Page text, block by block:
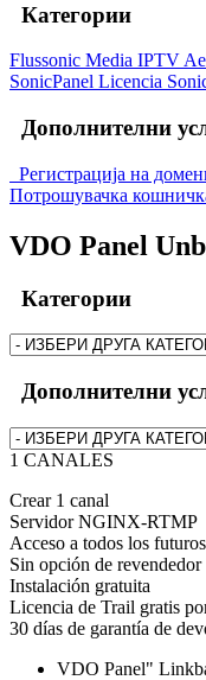
Категории
Flussonic Media IPTV
SonicPanel Licencia
Дополнителни
Регистрација на
Потрошувачка
VDO Panel
Категории
Дополнителни
1 CANALES
Crear 1 canal
Servidor NGINX-RTMP
Acceso a todos los futuros
Sin opción de revendedor
Instalación gratuita
Licencia de Trail gratis
30 días de garantía de
VDO Panel"